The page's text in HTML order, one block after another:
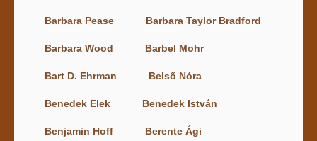
Barbara Pease Barbara Taylor Bradford
Barbara Wood Barbel Mohr
Bart D. Ehrman Belső Nóra
Benedek Elek Benedek István
Benjamin Hoff Berente Ági